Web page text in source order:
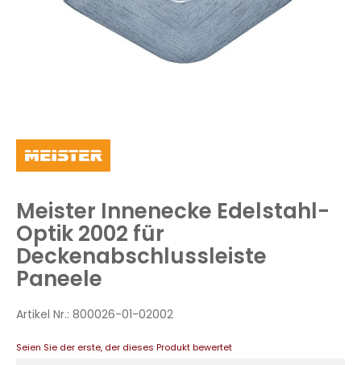
Zum
Anfang
springen
Meister Innenecke Edelstahl-
Optik 2002 für
Deckenabschlussleiste
Paneele
Artikel Nr.: 800026-01-02002
Seien Sie der erste, der dieses Produkt bewertet